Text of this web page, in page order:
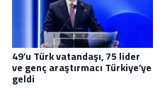
49’u Türk vatandaşı, 75 lider
ve genç araştırmacı Türkiye’ye
geldi